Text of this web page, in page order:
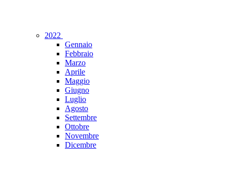
2022
Gennaio
Febbraio
Marzo
Aprile
Maggio
Giugno
Luglio
Agosto
Settembre
Ottobre
Novembre
Dicembre